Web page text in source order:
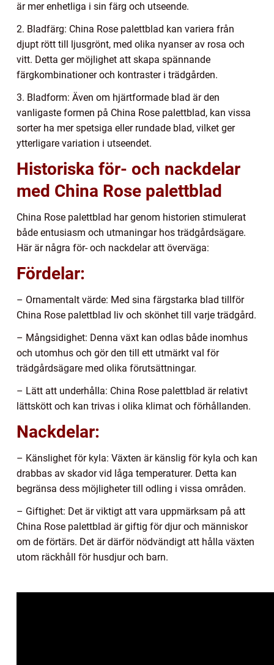
är mer enhetliga i sin färg och utseende.
2. Bladfärg: China Rose palettblad kan variera från
djupt rött till ljusgrönt, med olika nyanser av rosa och
vitt. Detta ger möjlighet att skapa spännande
färgkombinationer och kontraster i trädgården.
3. Bladform: Även om hjärtformade blad är den
vanligaste formen på China Rose palettblad, kan vissa
sorter ha mer spetsiga eller rundade blad, vilket ger
ytterligare variation i utseendet.
Historiska för- och nackdelar
med China Rose palettblad
China Rose palettblad har genom historien stimulerat
både entusiasm och utmaningar hos trädgårdsägare.
Här är några för- och nackdelar att överväga:
Fördelar:
– Ornamentalt värde: Med sina färgstarka blad tillför
China Rose palettblad liv och skönhet till varje trädgård.
– Mångsidighet: Denna växt kan odlas både inomhus
och utomhus och gör den till ett utmärkt val för
trädgårdsägare med olika förutsättningar.
– Lätt att underhålla: China Rose palettblad är relativt
lättskött och kan trivas i olika klimat och förhållanden.
Nackdelar:
– Känslighet för kyla: Växten är känslig för kyla och kan
drabbas av skador vid låga temperaturer. Detta kan
begränsa dess möjligheter till odling i vissa områden.
– Giftighet: Det är viktigt att vara uppmärksam på att
China Rose palettblad är giftig för djur och människor
om de förtärs. Det är därför nödvändigt att hålla växten
utom räckhåll för husdjur och barn.